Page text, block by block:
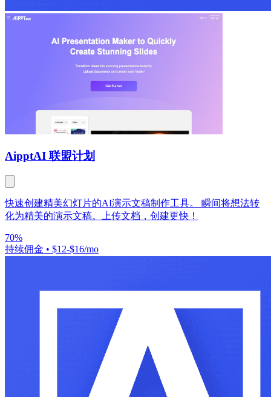
AipptAI 联盟计划
快速创建精美幻灯片的AI演示文稿制作工具。 瞬间将想法转
化为精美的演示文稿。上传文档，创建更快！
70%
持续佣金 • $12-$16/mo